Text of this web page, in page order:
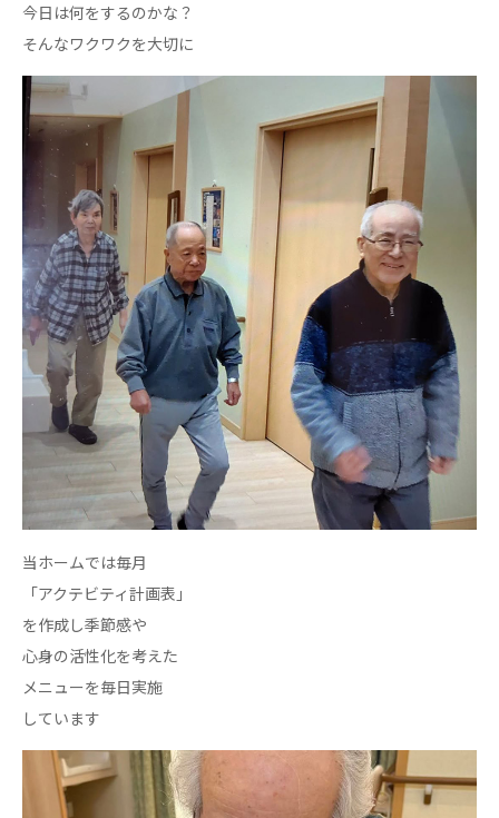
医療法人社団 美翔会
聖心美容クリニック
S-Labo（渋谷院）
医療法人社団 デンタルケアコミュニティ
フォレストデンタルクリニック
医療法人 共生会
松園病院介護医療院
松園第二病院
複合ケアセンターまつぞの
医療法人社団 鴻愛会
こうのす共生病院
OKP with Life クリニック
こうのすナーシングホーム共生園
あげお共生の家
医療法人 京都翔医会
西京都病院
洛桂の郷
桂寿の郷
訪問看護ステーション秋桜
上桂の郷
ファミリエール吉祥院
教育（共に生きる仲間達）
学校法人明星学園 関東福祉専門学校
今日は何をするのかな？
そんなワクワクを大切に
当ホームでは毎月
「アクテビティ計画表」
を作成し季節感や
心身の活性化を考えた
メニューを毎日実施
しています